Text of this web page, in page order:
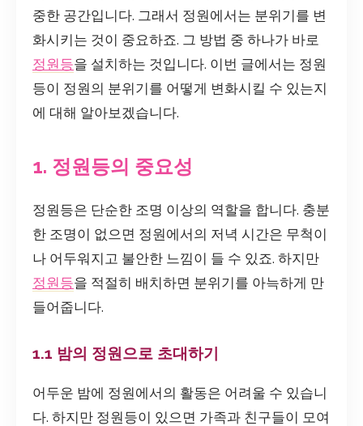
중한 공간입니다. 그래서 정원에서는 분위기를 변
화시키는 것이 중요하죠. 그 방법 중 하나가 바로
정원등을 설치하는 것입니다. 이번 글에서는 정원
등이 정원의 분위기를 어떻게 변화시킬 수 있는지
에 대해 알아보겠습니다.
1. 정원등의 중요성
정원등은 단순한 조명 이상의 역할을 합니다. 충분
한 조명이 없으면 정원에서의 저녁 시간은 무척이
나 어두워지고 불안한 느낌이 들 수 있죠. 하지만
정원등을 적절히 배치하면 분위기를 아늑하게 만
들어줍니다.
1.1 밤의 정원으로 초대하기
어두운 밤에 정원에서의 활동은 어려울 수 있습니
다. 하지만 정원등이 있으면 가족과 친구들이 모여